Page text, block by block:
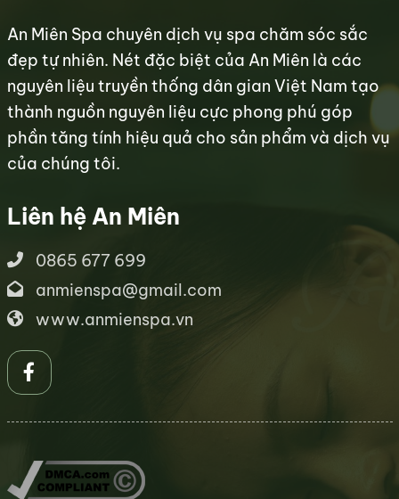
An Miên Spa chuyên dịch vụ spa chăm sóc sắc
đẹp tự nhiên. Nét đặc biệt của An Miên là các
nguyên liệu truyền thống dân gian Việt Nam tạo
thành nguồn nguyên liệu cực phong phú góp
phần tăng tính hiệu quả cho sản phẩm và dịch vụ
của chúng tôi.
Liên hệ An Miên
0865 677 699
anmienspa@gmail.com
www.anmienspa.vn